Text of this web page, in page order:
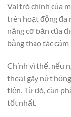
Vai trò chính của
trên hoạt động đa
năng cơ bản của
bằng thao tác
Chính vì thế, nếu
thoại gây nứt
tiện. Từ đó, cần
tốt nhất.